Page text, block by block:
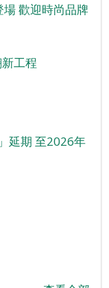
歡迎時尚品牌
工程
延期 至2026年